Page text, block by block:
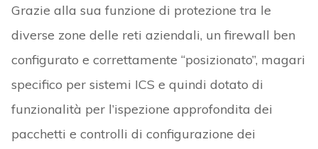
Grazie alla sua funzione di protezione tra le
diverse zone delle reti aziendali, un firewall ben
configurato e correttamente “posizionato”, magari
specifico per sistemi ICS e quindi dotato di
funzionalità per l’ispezione approfondita dei
pacchetti e controlli di configurazione dei